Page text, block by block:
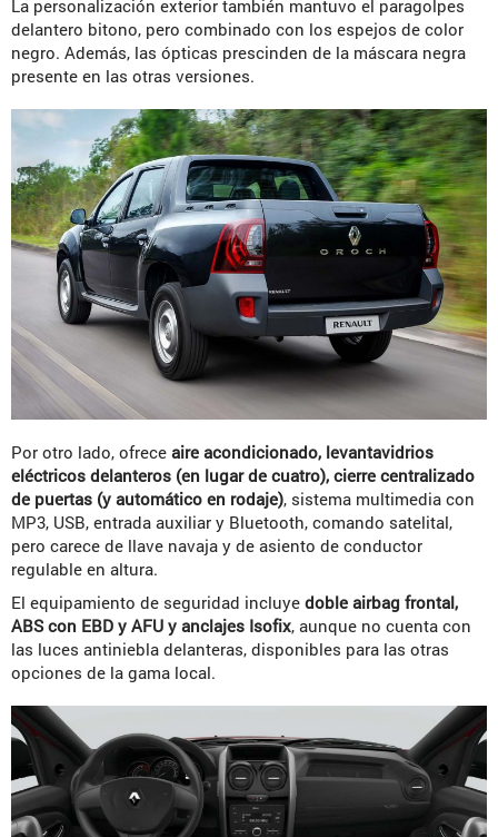
La personalización exterior también mantuvo el paragolpes
delantero bitono, pero combinado con los espejos de color
negro. Además, las ópticas prescinden de la máscara negra
presente en las otras versiones.
Por otro lado, ofrece aire acondicionado, levantavidrios
eléctricos delanteros (en lugar de cuatro), cierre centralizado
de puertas (y automático en rodaje), sistema multimedia con
MP3, USB, entrada auxiliar y Bluetooth, comando satelital,
pero carece de llave navaja y de asiento de conductor
regulable en altura.
El equipamiento de seguridad incluye doble airbag frontal,
ABS con EBD y AFU y anclajes Isofix, aunque no cuenta con
las luces antiniebla delanteras, disponibles para las otras
opciones de la gama local.